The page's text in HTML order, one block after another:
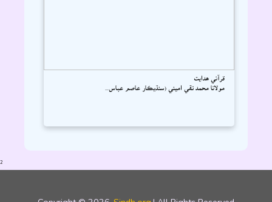
قرآني ھدايت
مولانا محمد تقي اميني (سنڌيڪار عاصم عباس...
2